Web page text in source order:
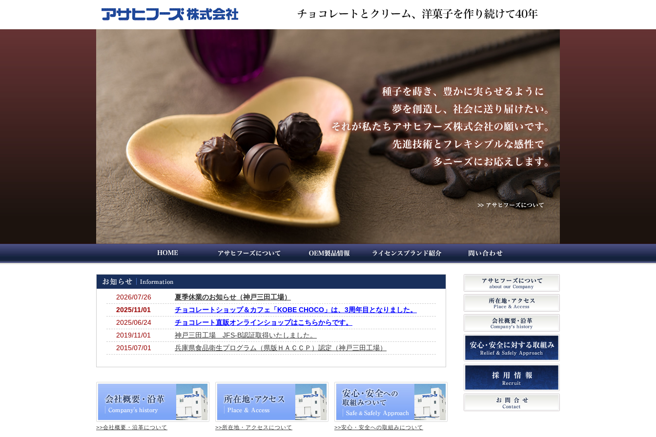
2026/07/26
夏季休業のお知らせ（神戸三田工場）
2025/11/01
チョコレートショップ＆カフェ「KOBE CHOCO」は、3周年目となりました。
2025/06/24
チョコレート直販オンラインショップはこちらからです。
2019/11/01
神戸三田工場 JFS-B認証取得いたしました。
2015/07/01
兵庫県食品衛生プログラム（県版ＨＡＣＣＰ）認定（神戸三田工場）
>>会社概要・沿革について >>所在地・アクセスについて >>安心・安全への取組みについて